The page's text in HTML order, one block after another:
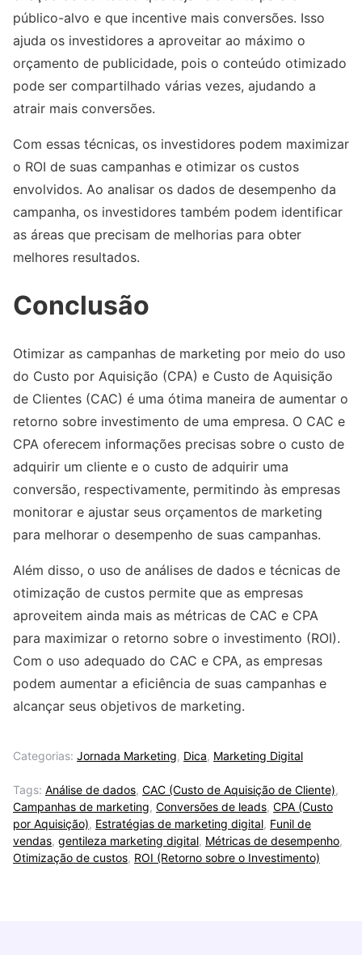
público-alvo e que incentive mais conversões. Isso
ajuda os investidores a aproveitar ao máximo o
orçamento de publicidade, pois o conteúdo otimizado
pode ser compartilhado várias vezes, ajudando a
atrair mais conversões.
Com essas técnicas, os investidores podem maximizar
o ROI de suas campanhas e otimizar os custos
envolvidos. Ao analisar os dados de desempenho da
campanha, os investidores também podem identificar
as áreas que precisam de melhorias para obter
melhores resultados.
Conclusão
Otimizar as campanhas de marketing por meio do uso
do Custo por Aquisição (CPA) e Custo de Aquisição
de Clientes (CAC) é uma ótima maneira de aumentar o
retorno sobre investimento de uma empresa. O CAC e
CPA oferecem informações precisas sobre o custo de
adquirir um cliente e o custo de adquirir uma
conversão, respectivamente, permitindo às empresas
monitorar e ajustar seus orçamentos de marketing
para melhorar o desempenho de suas campanhas.
Além disso, o uso de análises de dados e técnicas de
otimização de custos permite que as empresas
aproveitem ainda mais as métricas de CAC e CPA
para maximizar o retorno sobre o investimento (ROI).
Com o uso adequado do CAC e CPA, as empresas
podem aumentar a eficiência de suas campanhas e
alcançar seus objetivos de marketing.
Categorias: Jornada Marketing, Dica, Marketing Digital
Tags: Análise de dados, CAC (Custo de Aquisição de Cliente),
Campanhas de marketing, Conversões de leads, CPA (Custo
por Aquisição), Estratégias de marketing digital, Funil de
vendas, gentileza marketing digital, Métricas de desempenho,
Otimização de custos, ROI (Retorno sobre o Investimento)